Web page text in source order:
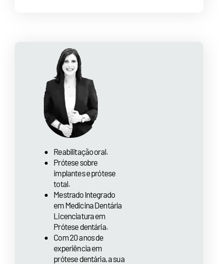
Reabilitação oral.
Prótese sobre
implantes e prótese
total.
Mestrado Integrado
em Medicina Dentária
Licenciatura em
Prótese dentária.
Com 20 anos de
experiência em
prótese dentária, a sua